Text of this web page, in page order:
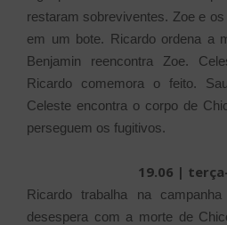
restaram sobreviventes. Zoe e
em um bote. Ricardo ordena a
Benjamin reencontra Zoe.
Ricardo comemora o feito.
Celeste encontra o corpo de
perseguem os fugitivos.
19.06 |
Ricardo trabalha na
desespera com a morte de